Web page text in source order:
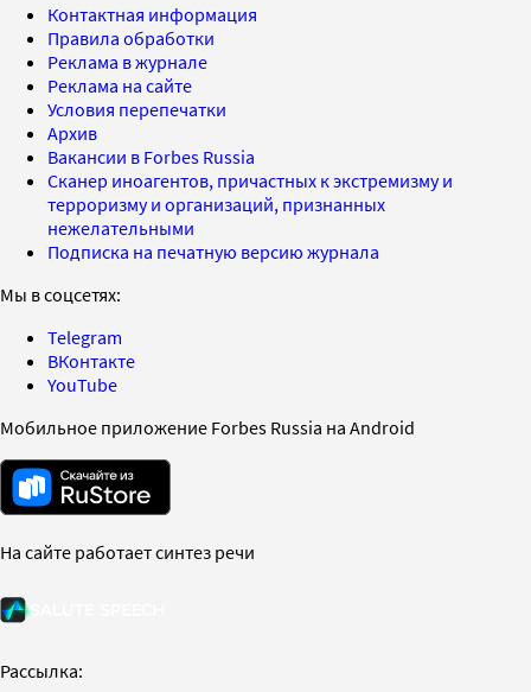
Контактная информация
Правила обработки
Реклама в журнале
Реклама на сайте
Условия перепечатки
Архив
Вакансии в Forbes Russia
Сканер иноагентов, причастных к экстремизму и
терроризму и организаций, признанных
нежелательными
Подписка на печатную версию журнала
Мы в соцсетях:
Telegram
ВКонтакте
YouTube
Мобильное приложение Forbes Russia на Android
На сайте работает синтез речи
Рассылка: